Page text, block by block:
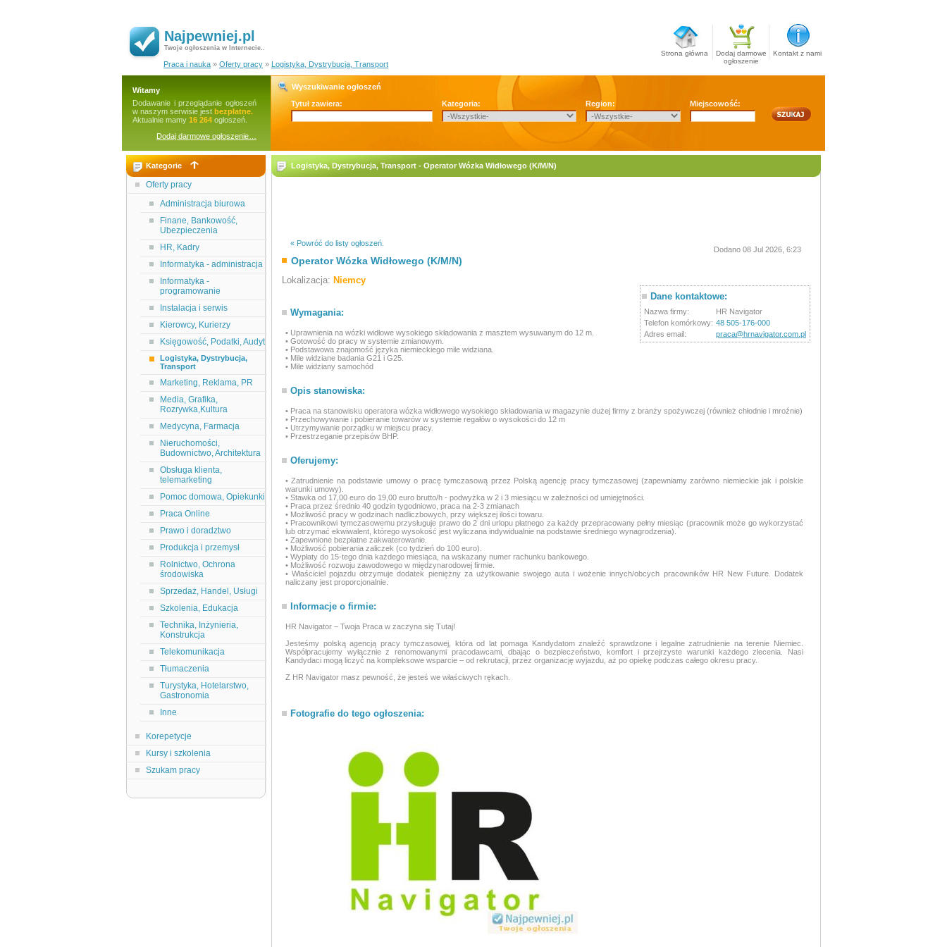
Najpewniej.pl
Twoje ogłoszenia w Internecie..
Strona główna
Dodaj darmowe
ogłoszenie
Kontakt z nami
Praca i nauka » Oferty pracy » Logistyka, Dystrybucja, Transport
Witamy
Dodawanie i przeglądanie ogłoszeń
w naszym serwisie jest bezpłatne.
Aktualnie mamy 16 264 ogłoszeń.
Dodaj darmowe ogłoszenie…
Wyszukiwanie ogłoszeń
Tytuł zawiera:
Kategoria: Region: Miejscowość:
Kategorie
Oferty pracy
Administracja biurowa
Finane, Bankowość,
Ubezpieczenia
HR, Kadry
Informatyka - administracja
Informatyka -
programowanie
Instalacja i serwis
Kierowcy, Kurierzy
Księgowość, Podatki, Audyt
Logistyka, Dystrybucja,
Transport
Marketing, Reklama, PR
Media, Grafika,
Rozrywka,Kultura
Medycyna, Farmacja
Nieruchomości,
Budownictwo, Architektura
Obsługa klienta,
telemarketing
Pomoc domowa, Opiekunki
Praca Online
Prawo i doradztwo
Produkcja i przemysł
Rolnictwo, Ochrona
środowiska
Sprzedaż, Handel, Usługi
Szkolenia, Edukacja
Technika, Inżynieria,
Konstrukcja
Telekomunikacja
Tłumaczenia
Turystyka, Hotelarstwo,
Gastronomia
Inne
Korepetycje
Kursy i szkolenia
Szukam pracy
Logistyka, Dystrybucja, Transport - Operator Wózka Widłowego (K/M/N)
« Powróć do listy ogłoszeń.
Operator Wózka Widłowego (K/M/N)
Dodano 08 Jul 2026, 6:23
Lokalizacja: Niemcy
Dane kontaktowe:
Nazwa firmy:
HR Navigator
Telefon komórkowy: 48 505-176-000
Adres email:
praca@hrnavigator.com.pl
Wymagania:
• Uprawnienia na wózki widłowe wysokiego składowania z masztem wysuwanym do 12 m.
• Gotowość do pracy w systemie zmianowym.
• Podstawowa znajomość języka niemieckiego mile widziana.
• Mile widziane badania G21 i G25.
• Mile widziany samochód
Opis stanowiska:
• Praca na stanowisku operatora wózka widłowego wysokiego składowania w magazynie dużej firmy z branży spożywczej (również chłodnie i mroźnie)
• Przechowywanie i pobieranie towarów w systemie regałów o wysokości do 12 m
• Utrzymywanie porządku w miejscu pracy.
• Przestrzeganie przepisów BHP.
Oferujemy:
• Zatrudnienie na podstawie umowy o pracę tymczasową przez Polską agencję pracy tymczasowej (zapewniamy zarówno niemieckie jak i polskie
warunki umowy).
• Stawka od 17,00 euro do 19,00 euro brutto/h - podwyżka w 2 i 3 miesiącu w zależności od umiejętności.
• Praca przez średnio 40 godzin tygodniowo, praca na 2-3 zmianach
• Możliwość pracy w godzinach nadliczbowych, przy większej ilości towaru.
• Pracownikowi tymczasowemu przysługuje prawo do 2 dni urlopu płatnego za każdy przepracowany pełny miesiąc (pracownik może go wykorzystać
lub otrzymać ekwiwalent, którego wysokość jest wyliczana indywidualnie na podstawie średniego wynagrodzenia).
• Zapewnione bezpłatne zakwaterowanie.
• Możliwość pobierania zaliczek (co tydzień do 100 euro).
• Wypłaty do 15-tego dnia każdego miesiąca, na wskazany numer rachunku bankowego.
• Możliwość rozwoju zawodowego w międzynarodowej firmie.
• Właściciel pojazdu otrzymuje dodatek pieniężny za użytkowanie swojego auta i wożenie innych/obcych pracowników HR New Future. Dodatek
naliczany jest proporcjonalnie.
Informacje o firmie:
HR Navigator – Twoja Praca w zaczyna się Tutaj!
Jesteśmy polską agencją pracy tymczasowej, która od lat pomaga Kandydatom znaleźć sprawdzone i legalne zatrudnienie na terenie Niemiec.
Współpracujemy wyłącznie z renomowanymi pracodawcami, dbając o bezpieczeństwo, komfort i przejrzyste warunki każdego zlecenia. Nasi
Kandydaci mogą liczyć na kompleksowe wsparcie – od rekrutacji, przez organizację wyjazdu, aż po opiekę podczas całego okresu pracy.
Z HR Navigator masz pewność, że jesteś we właściwych rękach.
Fotografie do tego ogłoszenia: